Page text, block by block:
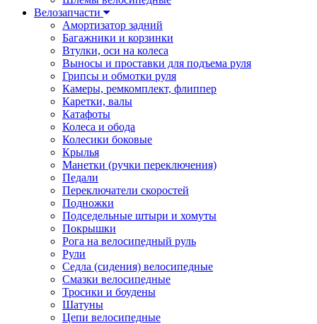
Велозапчасти
Амортизатор задний
Багажники и корзинки
Втулки, оси на колеса
Выносы и проставки для подъема руля
Грипсы и обмотки руля
Камеры, ремкомплект, флиппер
Каретки, валы
Катафоты
Колеса и обода
Колесики боковые
Крылья
Манетки (ручки переключения)
Педали
Переключатели скоростей
Подножки
Подседельные штыри и хомуты
Покрышки
Рога на велосипедный руль
Рули
Седла (сидения) велосипедные
Смазки велосипедные
Тросики и боудены
Шатуны
Цепи велосипедные